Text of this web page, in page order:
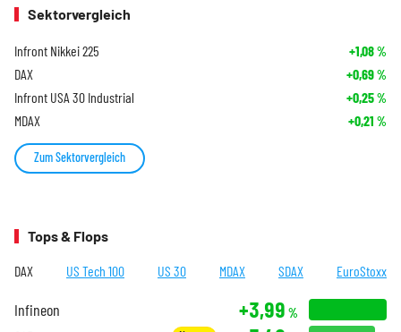
Sektorvergleich
Infront Nikkei 225 +1,08%
DAX +0,69%
Infront USA 30 Industrial +0,25%
MDAX +0,21 %
Zum Sektorvergleich
Tops & Flops
DAX US Tech 100 US 30 MDAX SDAX EuroStoxx
Infineon +3,99 %